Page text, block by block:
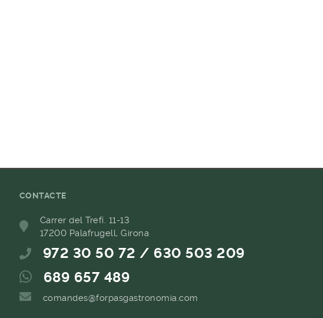
CONTACTE
Carrer del Trefí. 11-13
17200 Palafrugell, Girona
972 30 50 72 / 630 503 209
689 657 489
comandes@forpasgastronomia.com